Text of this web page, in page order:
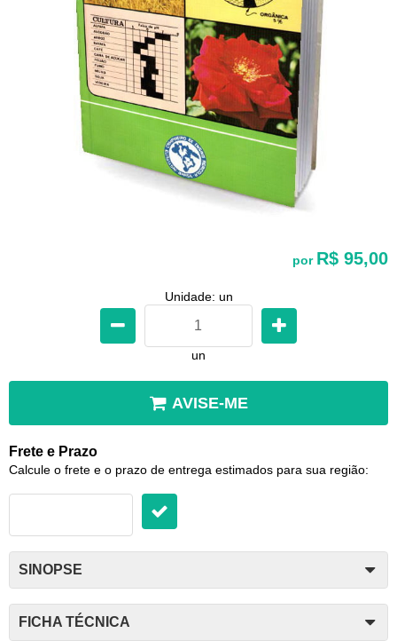
por R$ 95,00
Unidade: un
un
AVISE-ME
Frete e Prazo
Calcule o frete e o prazo de entrega estimados para sua região:
SINOPSE
FICHA TÉCNICA